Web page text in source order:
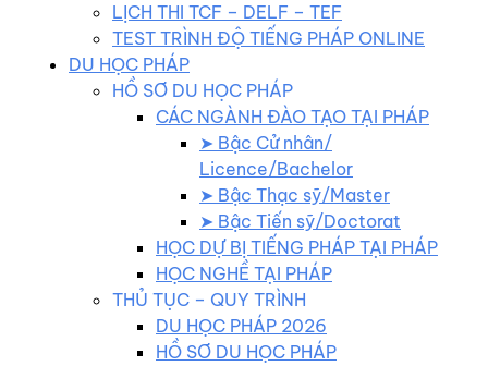
LỊCH THI TCF – DELF – TEF
TEST TRÌNH ĐỘ TIẾNG PHÁP ONLINE
DU HỌC PHÁP
HỒ SƠ DU HỌC PHÁP
CÁC NGÀNH ĐÀO TẠO TẠI PHÁP
➤ Bậc Cử nhân/
Licence/Bachelor
➤ Bậc Thạc sỹ/Master
➤ Bậc Tiến sỹ/Doctorat
HỌC DỰ BỊ TIẾNG PHÁP TẠI PHÁP
HỌC NGHỀ TẠI PHÁP
THỦ TỤC – QUY TRÌNH
DU HỌC PHÁP 2026
HỒ SƠ DU HỌC PHÁP